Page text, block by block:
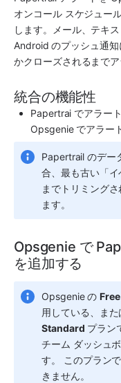
オンコール スケジュー
します。メール、テキ
Android のプッシュ通
かクローズされるまで
統合の機能性
Papertrai
Opsgenie でアラー
Papertrail のデー
合、最も古い「
までトリミング
ます。
Opsgenie で
を追加する
Opsgenie の Free
Standard プラン
チーム ダッシュ
す。 このプラン
きません。